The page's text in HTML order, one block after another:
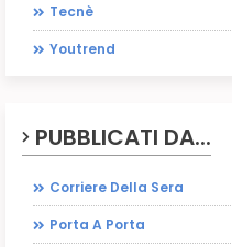
Tecnè
Youtrend
PUBBLICATI DA...
Corriere Della Sera
Porta A Porta